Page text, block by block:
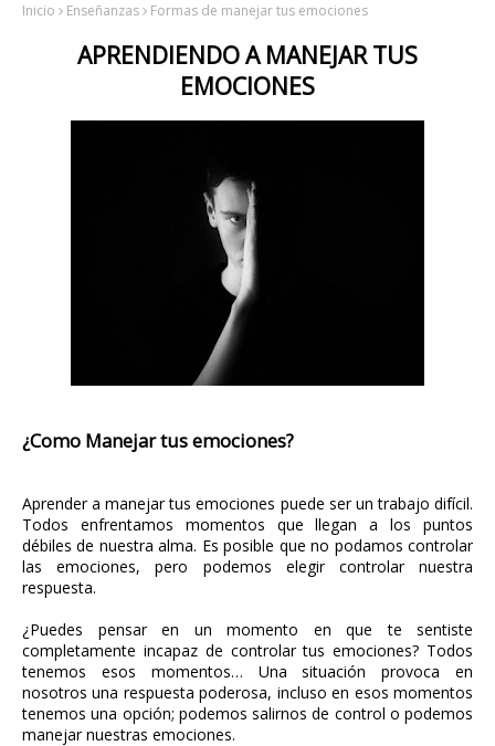
Inicio Enseñanzas Formas de manejar tus emociones
APRENDIENDO A MANEJAR TUS
EMOCIONES
¿Como Manejar tus emociones?
Aprender a manejar tus emociones puede ser un trabajo difícil.
Todos enfrentamos momentos que llegan a los puntos
débiles de nuestra alma. Es posible que no podamos controlar
las emociones, pero podemos elegir controlar nuestra
respuesta.
¿Puedes pensar en un momento en que te sentiste
completamente incapaz de controlar tus emociones? Todos
tenemos esos momentos… Una situación provoca en
nosotros una respuesta poderosa, incluso en esos momentos
tenemos una opción; podemos salirnos de control o podemos
manejar nuestras emociones.